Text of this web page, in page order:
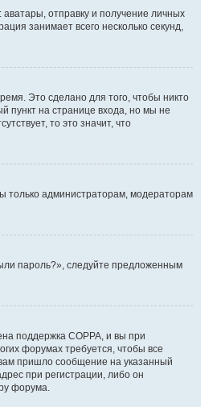
отправку и получение личных
занимает всего несколько секунд,
Это сделано для того, чтобы никто
пункт на странице входа, но мы не
то это значит, что
только администраторам, модераторам
пароль?», следуйте предложенным
поддержка COPPA, и вы при
форумах требуется, чтобы все
пришло сообщение на указанный
при регистрации, либо он
форума.